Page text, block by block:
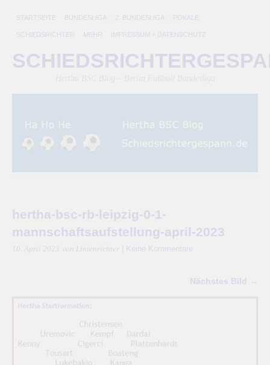
STARTSEITE BUNDESLIGA 2. BUNDESLIGA POKALE
SCHIEDSRICHTER MEHR IMPRESSUM + DATENSCHUTZ
hertha-bsc-rb-leipzig-0-1-
mannschaftsaufstellung-april-2023
10. April 2023 von Linienrichter Keine Kommentare
Nächstes Bild →